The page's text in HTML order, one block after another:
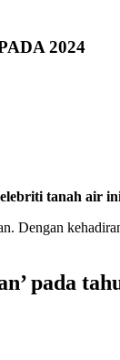
2024
tanah air
Dengan
pada